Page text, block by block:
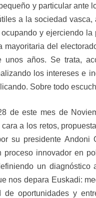
y particular ante
a la sociedad vasca,
y ejerciendo la
del
unos años. Se trata,
los intereses e
Sobre todo
de este mes de
a los retos,
su presidente Andoni
innovador en
un diagnóstico
nos depara Euskadi:
oportunidades y